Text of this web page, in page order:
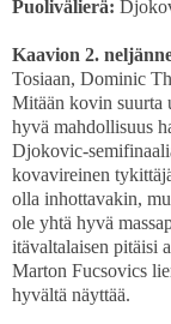
Puolivälierä:
Kaavion 2.
Tosiaan, Dominic
Mitään kovin suurta
hyvä mahdollisuus
Djokovic-
kovavireinen
olla inhottavakin,
ole yhtä hyvä
itävaltalaisen pitäisi
Marton Fucsovics
hyvältä näyttää.